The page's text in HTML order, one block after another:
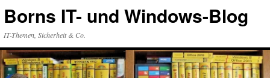
Inhalt
Borns IT- und Windows-Blog
IT-Themen, Sicherheit & Co.